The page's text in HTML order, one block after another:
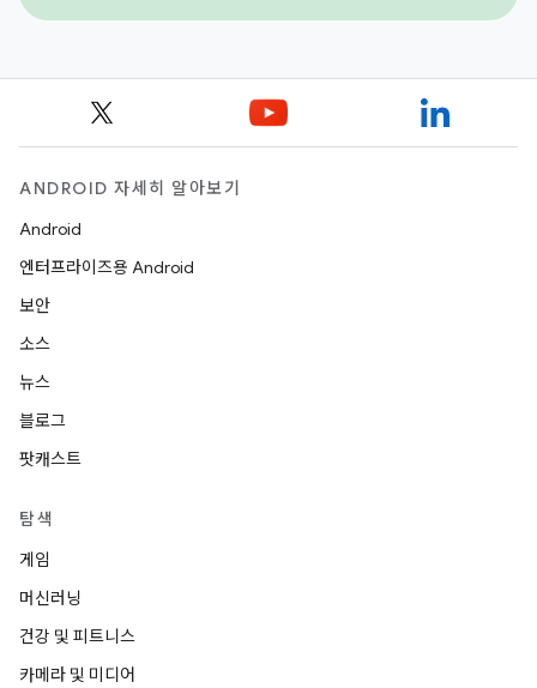
ANDROID 자세히 알아보기
Android
엔터프라이즈용 Android
보안
소스
뉴스
블로그
팟캐스트
탐색
게임
머신러닝
건강 및 피트니스
카메라 및 미디어